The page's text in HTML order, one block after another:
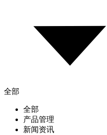
全部
全部
产品管理
新闻资讯